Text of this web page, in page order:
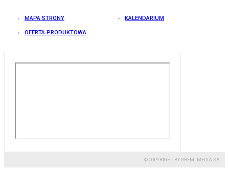
MAPA STRONY KALENDARIUM
OFERTA PRODUKTOWA
© COPYRIGHT BY GREMI MEDIA SA